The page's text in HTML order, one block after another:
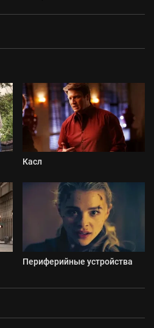
Касл
Периферийные устройства